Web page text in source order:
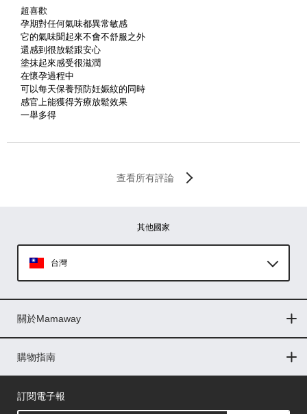
超喜歡
孕期對任何氣味都異常敏感
它的氣味聞起來不會不舒服之外
還感到很放鬆跟安心
塗抹起來感受很滋潤
在懷孕過程中
可以每天保養預防妊娠紋的同時
感官上能獲得芳療放鬆效果
一舉多得
查看所有評論
其他國家
台灣
印尼
馬來西亞
關於Mamaway
門市據點
最新消息
品牌故事
人力招募
媒體花絮
隱私權聲明
CSR企業社會責任
購物指南
購物常見問題
退換貨問題
儲值金使用條款
購買儲值金
發票問題
會員權益
線上留言
吸乳器-免費體驗
訂閱電子報